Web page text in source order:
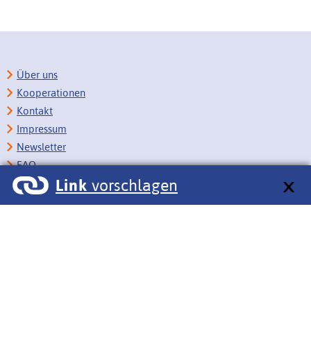
Link vorschlagen
Über uns
Kooperationen
Kontakt
Impressum
Newsletter
FAQ
Copyright